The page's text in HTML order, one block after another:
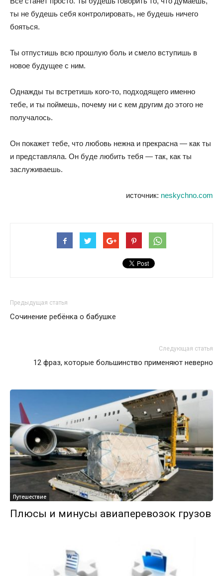
ты не будешь себя контролировать, не будешь ничего
бояться.
Ты отпустишь всю прошлую боль и смело вступишь в
новое будущее с ним.
Однажды ты встретишь кого-то, подходящего именно
тебе, и ты поймешь, почему ни с кем другим до этого не
получалось.
Он покажет тебе, что любовь нежна и прекрасна — как ты
и представляла. Он буде любить тебя — так, как ты
заслуживаешь.
источник: neskychno.com
Предыдущая статья
Сочинение ребёнка о бабушке
Следующая статья
12 фраз, которые большинство применяют неверно
Путешествие
Плюсы и минусы авиаперевозок грузов